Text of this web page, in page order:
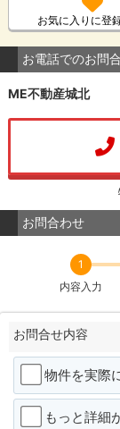
お気に入りに登
お電話でのお問
ME不動産城北
お問合わせ
1
内容入力
お問合せ内容
物件を実際
もっと詳細